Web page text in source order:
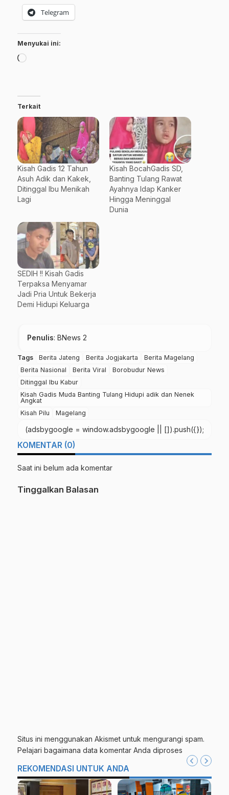
Telegram
Menyukai ini:
Memuat...
Terkait
Kisah Gadis 12 Tahun
Asuh Adik dan Kakek,
Ditinggal Ibu Menikah
Lagi
Kisah BocahGadis SD,
Banting Tulang Rawat
Ayahnya Idap Kanker
Hingga Meninggal
Dunia
SEDIH !! Kisah Gadis
Terpaksa Menyamar
Jadi Pria Untuk Bekerja
Demi Hidupi Keluarga
Penulis: BNews 2
Tags Berita Jateng Berita Jogjakarta
Berita Magelang
Berita Nasional
Berita Viral
Borobudur News
Ditinggal Ibu Kabur
Kisah Gadis Muda Banting Tulang Hidupi adik dan Nenek
Angkat
Kisah Pilu
Magelang
(adsbygoogle = window.adsbygoogle || []).push({});
KOMENTAR (0)
Saat ini belum ada komentar
Tinggalkan Balasan
Situs ini menggunakan Akismet untuk mengurangi spam.
Pelajari bagaimana data komentar Anda diproses
REKOMENDASI UNTUK ANDA